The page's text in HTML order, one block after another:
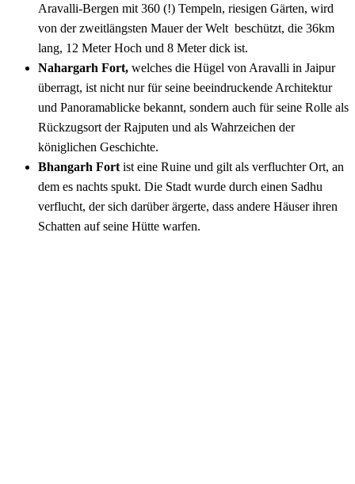
Aravalli-Bergen mit 360 (!) Tempeln, riesigen Gärten, wird
von der zweitlängsten Mauer der Welt beschützt, die 36km
lang, 12 Meter Hoch und 8 Meter dick ist.
Nahargarh Fort, welches die Hügel von Aravalli in Jaipur
überragt, ist nicht nur für seine beeindruckende Architektur
und Panoramablicke bekannt, sondern auch für seine Rolle als
Rückzugsort der Rajputen und als Wahrzeichen der
königlichen Geschichte.
Bhangarh Fort ist eine Ruine und gilt als verfluchter Ort, an
dem es nachts spukt. Die Stadt wurde durch einen Sadhu
verflucht, der sich darüber ärgerte, dass andere Häuser ihren
Schatten auf seine Hütte warfen.